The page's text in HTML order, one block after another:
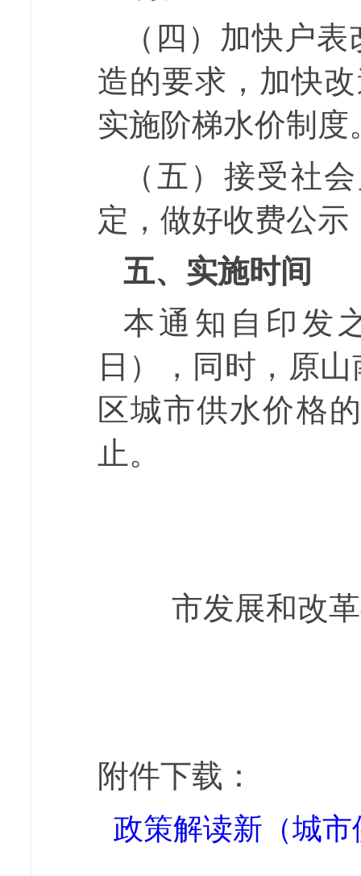
（四）加快户表
造的要求，加快
实施阶梯水价制度
（五）接受社
定，做好收费公
五、 实施时间
本通知自印发
日），同时， 原
区城市供水价格
止。
市发展和
附件下载：
政策解读新（城市